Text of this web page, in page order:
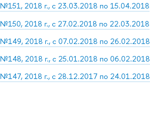
№151, 2018 г., с 23.03.2018 по 15.04.2018
№150, 2018 г., с 27.02.2018 по 22.03.2018
№149, 2018 г., с 07.02.2018 по 26.02.2018
№148, 2018 г., с 25.01.2018 по 06.02.2018
№147, 2018 г., с 28.12.2017 по 24.01.2018